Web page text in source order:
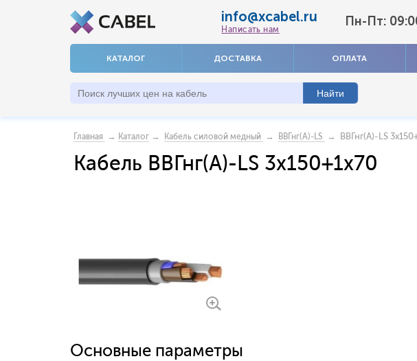
info@xcabel.ru
Написать нам
Пн-Пт:
КАТАЛОГ ДОСТАВКА ОПЛАТА
Главная → Каталог → Кабель силовой медный → ВВГнг(А)-LS → ВВГнг(А)-LS
Кабель ВВГнг(А)-LS 3x150+1x70
Основные параметры